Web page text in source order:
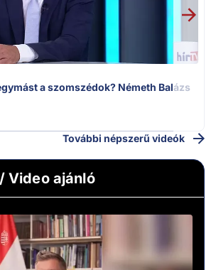
a szomszédok? Németh Balázs
További népszerű videók
Video ajánló